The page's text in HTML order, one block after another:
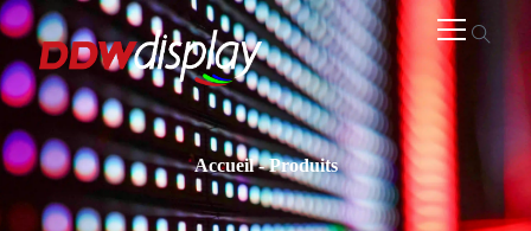
Accueil-Produits